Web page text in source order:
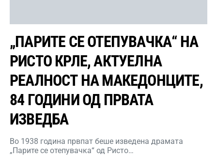
„ПАРИТЕ СЕ ОТЕПУВАЧКА“ НА
РИСТО КРЛЕ, АКТУЕЛНА
РЕАЛНОСТ НА МАКЕДОНЦИТЕ,
84 ГОДИНИ ОД ПРВАТА
ИЗВЕДБА
Во 1938 година првпат беше изведена драмата
„Парите се отепувачка“ од Ристо…